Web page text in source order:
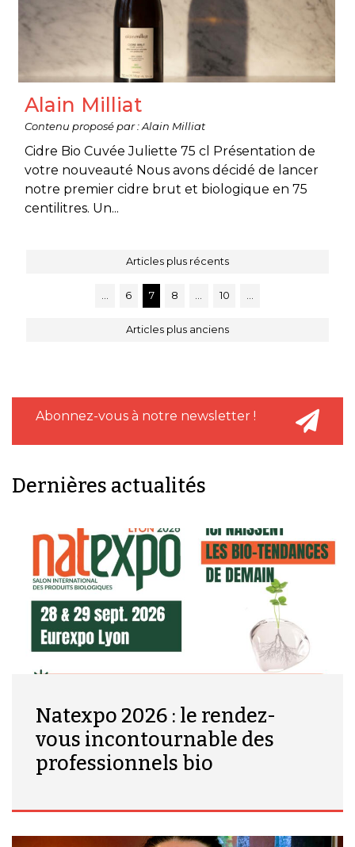
Alain Milliat
Contenu proposé par : Alain Milliat
Cidre Bio Cuvée Juliette 75 cl Présentation de
votre nouveauté Nous avons décidé de lancer
notre premier cidre brut et biologique en 75
centilitres. Un...
Articles plus récents
6 7 8 10
Articles plus anciens
Abonnez-vous à notre newsletter !
Dernières actualités
Natexpo 2026 : le rendez-
vous incontournable des
professionnels bio